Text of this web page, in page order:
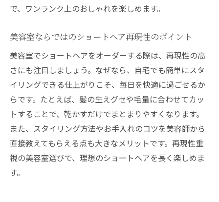
な頻度
ア提案
美容室で聞くショートの自宅ケア方法とは
ショートヘアの維持に欠かせない美容室の
アドバイス
美容室で実践するショートカットの持続方
法
ショートヘアを長持ちさせる美容室のポイ
ント
オーダーに迷わないショートボブの秘訣まとめ
で、ワンランク上のおしゃれを楽しめます。
美容室ならではのショートヘア再現性のポイント
美容室でショートヘアをオーダーする際は、再現性の高
さにも注目しましょう。なぜなら、自宅でも簡単にスタ
イリングできる仕上がりこそ、毎日を快適に過ごせるか
らです。たとえば、髪の生えグセや毛量に合わせてカッ
トすることで、乾かすだけでまとまりやすくなります。
また、スタイリング方法やお手入れのコツを美容師から
直接教えてもらえる点も大きなメリットです。再現性重
視の美容室選びで、理想のショートヘアを長く楽しめま
す。